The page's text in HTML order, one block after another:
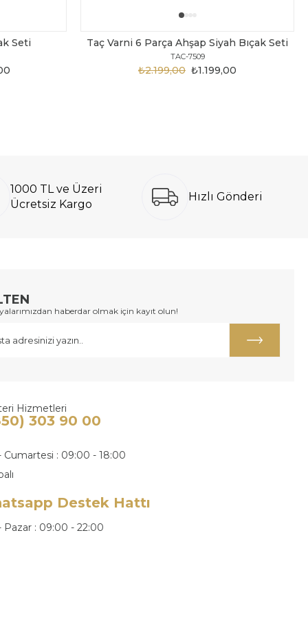
Seti Taç Varni 6 Parça Ahşap Siyah Bıçak Seti
TAC-7509
₺1.199,00
₺2.199,00
1000 TL ve Üzeri
Ücretsiz Kargo
Hızlı Gönderi
haberdar olmak için kayıt olun!
Hizmetleri
303 90 00
Cumartesi : 09:00 - 18:00
Destek Hattı
Pazar : 09:00 - 22:00